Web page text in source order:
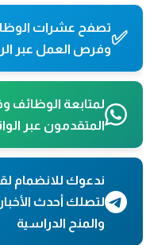
✅تصفح عشرات
وفرص العمل عبر
لمتابعة الوظائف
المتقدمون عبر
ندعوك للانضمام
لتصلك أحدث
والمنح الدراسية